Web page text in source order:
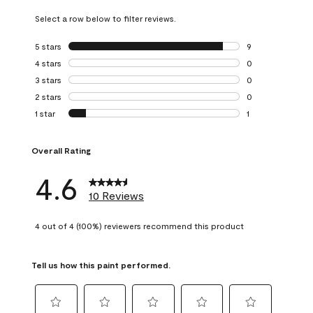
Select a row below to filter reviews.
5 stars stars
9
9 reviews with 5
4 stars stars
0
0 reviews with 4
3 stars stars
0
0 reviews with 3
2 stars stars
0
0 reviews with 2
1 star stars
1
Overall Rating
4.6 10 Reviews
4 out of 4 (100%) reviewers recommend this product
Tell us how this paint performed.